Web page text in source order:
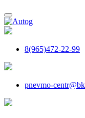
8(965)472-22-99
pnevmo-